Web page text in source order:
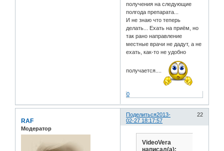
получения на следующие
полгода препарата...
И не знаю что теперь
делать... Ехать на приём, но
так рано направление
местные врачи не дадут, а не
ехать, как-то не удобно
получается....
0
Поделиться 22
2013-
02-27 18:17:57
RAF
Модератор
VideoVera